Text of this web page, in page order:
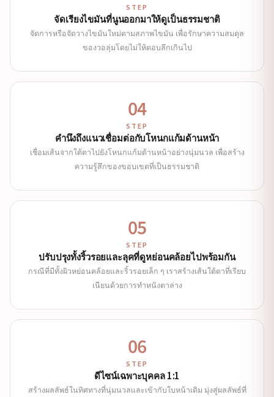
STEP
จัดเรียงไขมันที่นูนออกมาให้ดูเป็นธรรมชาติ
จัดการหรือจัดวางไขมันใหม่ตามสภาพไขมัน เพื่อรักษาความสมดุล
ของวอลุ่มโดยไม่ให้ตอบลึกเกินไป
04
STEP
คำนึงถึงแนวเชื่อมต่อกับโหนกแก้มด้านหน้า
เชื่อมเส้นจากใต้ตาไปยังโหนกแก้มด้านหน้าอย่างนุ่มนวล เพื่อสร้าง
ความรู้สึกของขอบเขตที่เป็นธรรมชาติ
05
STEP
ปรับปรุงทั้งริ้วรอยและลุคที่ดูหย่อนคล้อยไปพร้อมกัน
กรณีที่มีทั้งผิวหย่อนคล้อยและริ้วรอยเล็ก ๆ เราสร้างเส้นใต้ตาที่เรียบ
เนียนด้วยการทำหนังตาล่าง
06
STEP
ดีไซน์เฉพาะบุคคล 1:1
สร้างผลลัพธ์ในทิศทางที่นุ่มนวลและเข้ากับใบหน้าเดิม มุ่งสู่ผลลัพธ์ที่